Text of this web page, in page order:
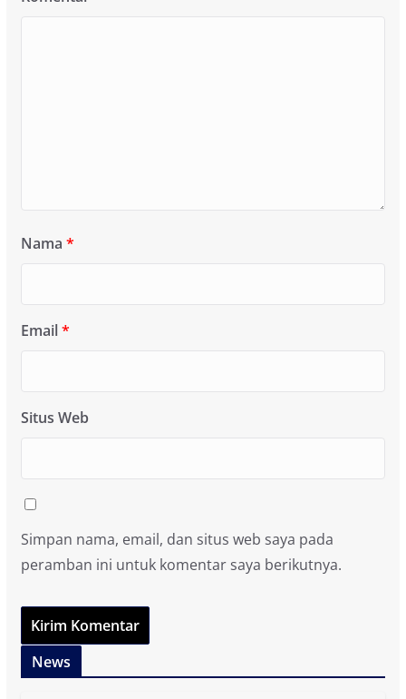
Nama *
Email*
Situs Web
Simpan nama, email, dan situs web saya pada
peramban ini untuk komentar saya berikutnya.
News